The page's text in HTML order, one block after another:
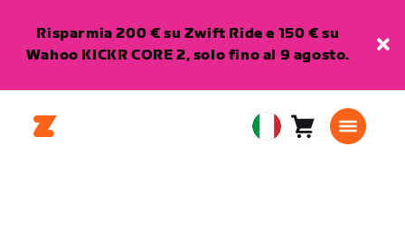
Risparmia 200 € su Zwift Ride e 150 € su
Wahoo KICKR CORE 2, solo fino al 9 agosto.
EuropeanCarrello0